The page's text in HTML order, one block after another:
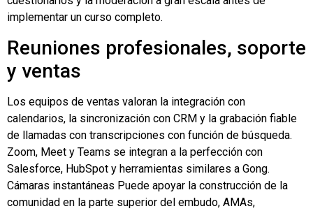
implementar un curso completo.
Reuniones profesionales, soporte
y ventas
Los equipos de ventas valoran la integración con
calendarios, la sincronización con CRM y la grabación fiable
de llamadas con transcripciones con función de búsqueda.
Zoom, Meet y Teams se integran a la perfección con
Salesforce, HubSpot y herramientas similares a Gong.
Cámaras instantáneas Puede apoyar la construcción de la
comunidad en la parte superior del embudo, AMAs,